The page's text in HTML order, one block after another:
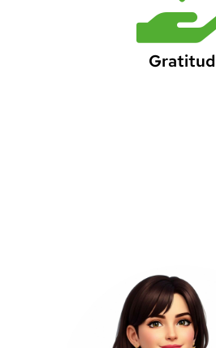
Gratitud